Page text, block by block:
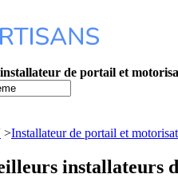
de portail et
>Installateur de portail et
installateurs